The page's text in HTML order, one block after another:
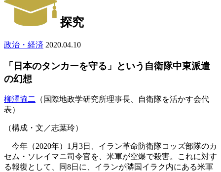
探究
政治・経済 2020.04.10
「日本のタンカーを守る」という自衛隊中東派遣
の幻想
柳澤協二
（国際地政学研究所理事長、自衛隊を活かす会代
表）
（構成・文／志葉玲）
今年（2020年）1月3日、イラン革命防衛隊コッズ部隊のカ
セム・ソレイマニ司令官を、米軍が空爆で殺害。これに対す
る報復として、同8日に、イランが隣国イラク内にある米軍